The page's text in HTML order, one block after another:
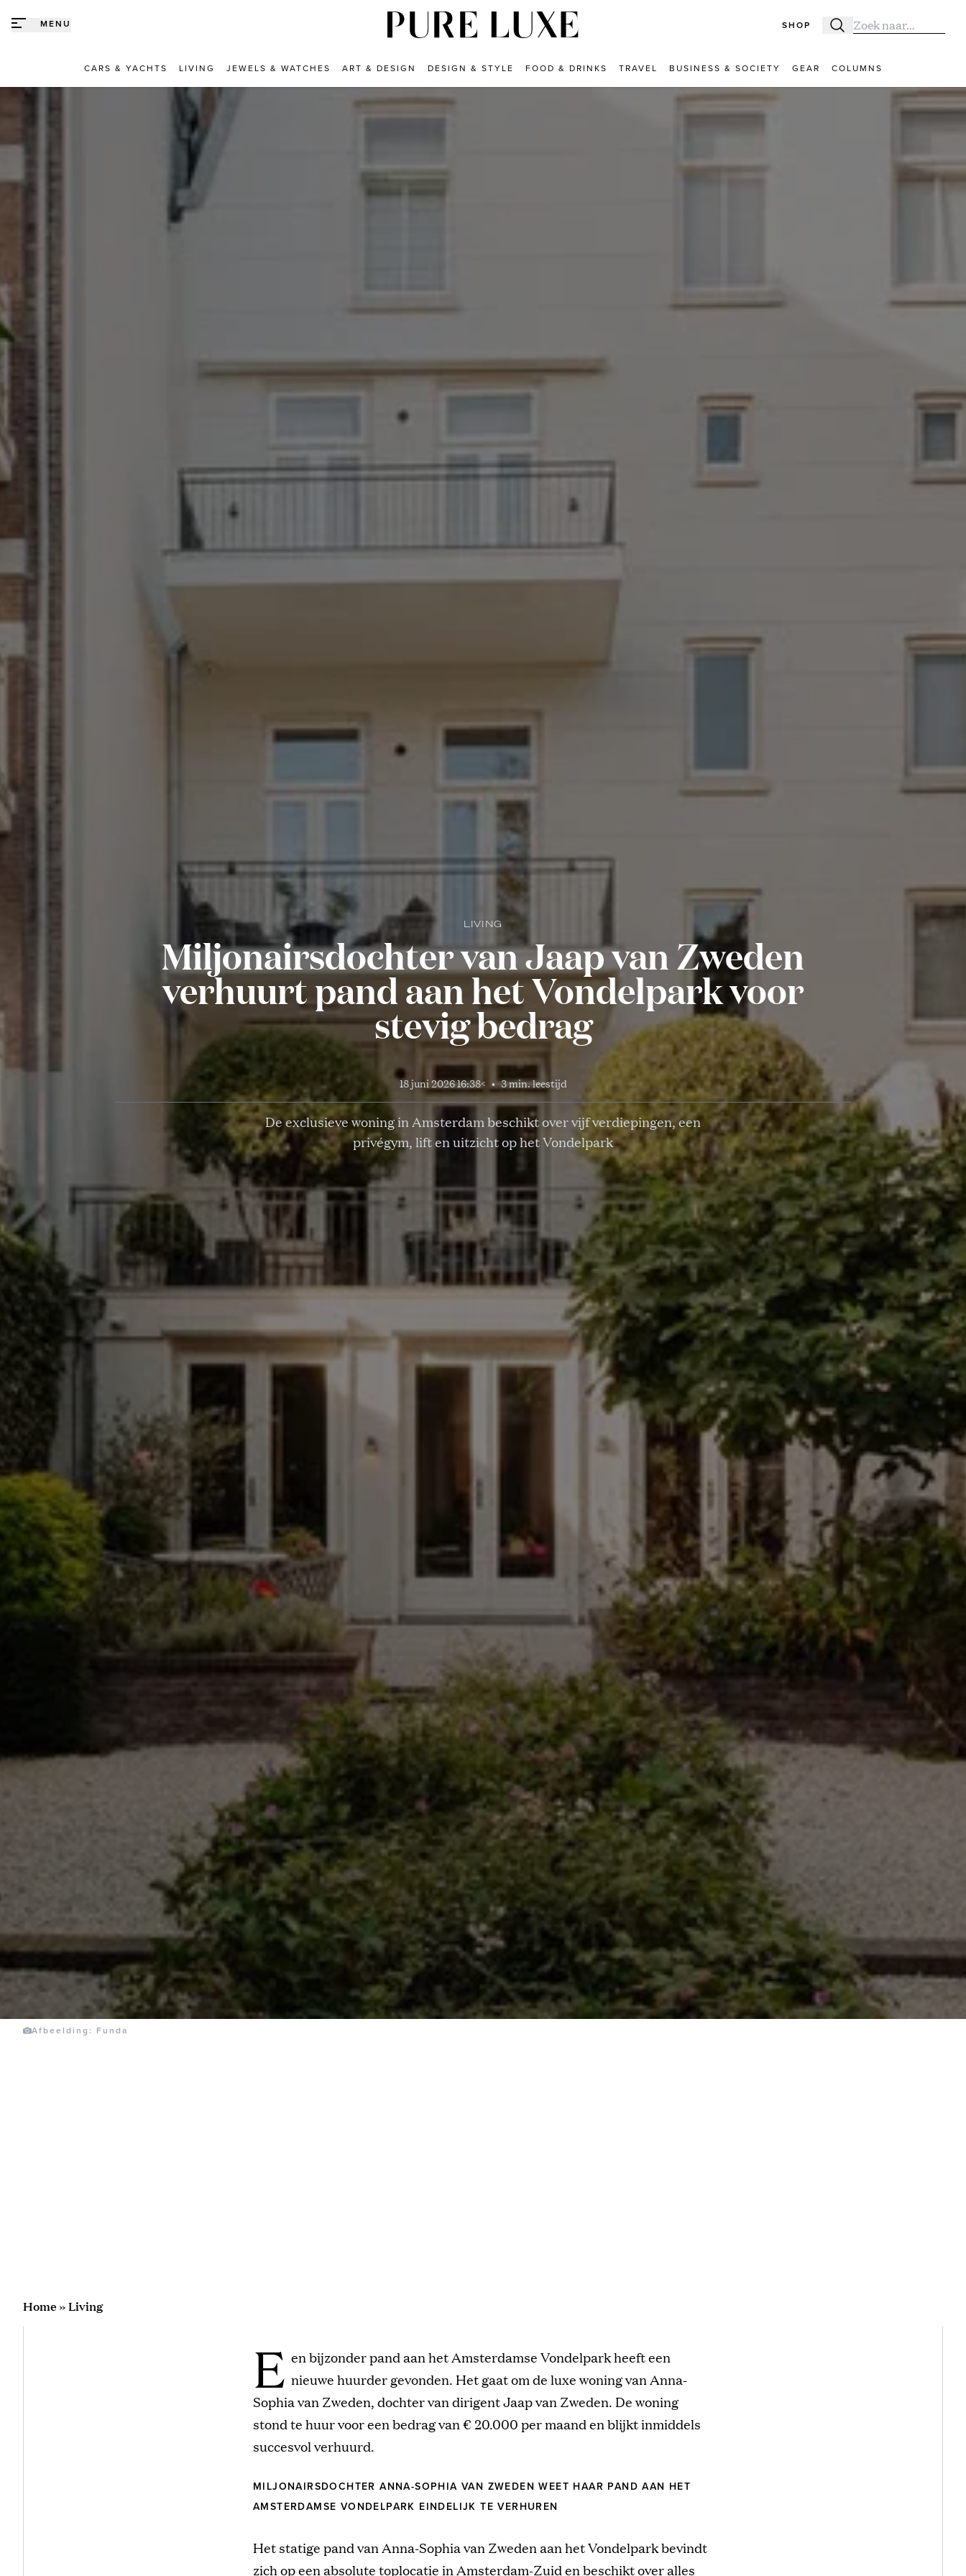
MENU SHOP Zoeken
Zoek naar:
CARS & YACHTS LIVING JEWELS & WATCHES ART & DESIGN DESIGN & STYLE FOOD & DRINKS TRAVEL BUSINESS & SOCIETY GEAR COLUMNS
LIVING
Miljonairsdochter van Jaap van Zweden
verhuurt pand aan het Vondelpark voor
stevig bedrag
18 juni 2026 16:38< • 3 min. leestijd
De exclusieve woning in Amsterdam beschikt over vijf verdiepingen, een
privégym, lift en uitzicht op het Vondelpark
Afbeelding: Funda
Home»Living
E en bijzonder pand aan het Amsterdamse Vondelpark heeft een
nieuwe huurder gevonden. Het gaat om de luxe woning van Anna-
Sophia van Zweden, dochter van dirigent Jaap van Zweden. De woning
stond te huur voor een bedrag van € 20.000 per maand en blijkt inmiddels
succesvol verhuurd.
MILJONAIRSDOCHTER ANNA-SOPHIA VAN ZWEDEN WEET HAAR PAND AAN HET
AMSTERDAMSE VONDELPARK EINDELIJK TE VERHUREN
Het statige pand van Anna-Sophia van Zweden aan het Vondelpark bevindt
zich op een absolute toplocatie in Amsterdam-Zuiden beschikt over alles